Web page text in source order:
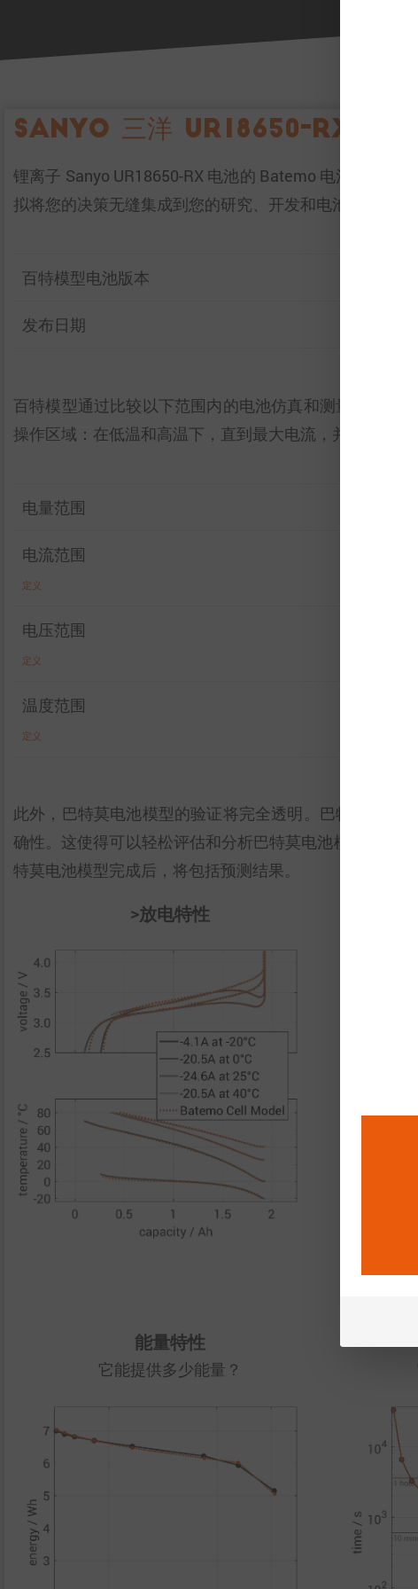
Sanyo 三洋 UR18650-RX 模型
锂离子 Sanyo UR18650-RX 电池的 Batemo 电池模型
拟将您的决策无缝集成到您的研究、开发和电池分析中
百特模型电池版本
发布日期
百特模型通过比较以下范围内的电池仿真和测量数据，
操作区域：在低温和高温下，直到最大电流，并且在整个
电量范围
电流范围
定义
电压范围
定义
温度范围
定义
此外，巴特莫电池模型的验证将完全透明。巴特莫电池
确性。这使得可以轻松评估和分析巴特莫电池模型的有
特莫电池模型完成后，将包括预测结果。
>放电特性
能量特性
它能提供多少能量？